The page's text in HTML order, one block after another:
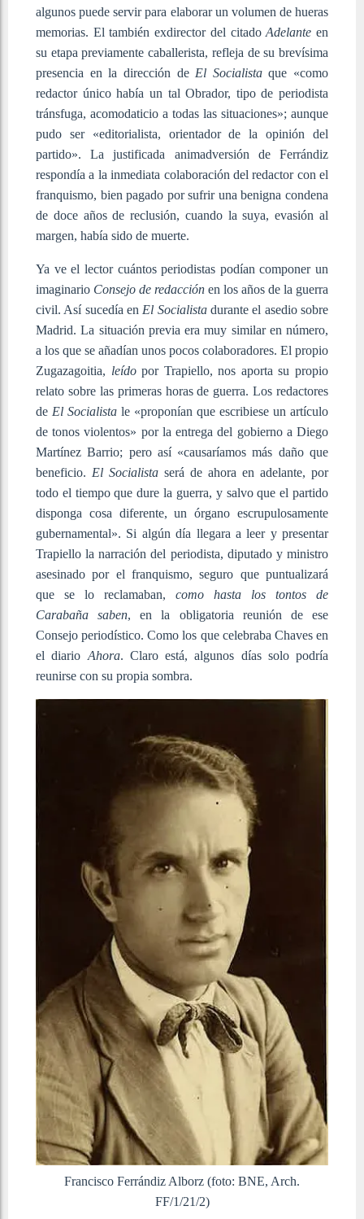
algunos puede servir para elaborar un volumen de hueras
memorias. El también exdirector del citadoAdelante en
su etapa previamente caballerista, refleja de su brevísima
presencia en la dirección de El Socialistaque «como
redactor único había un tal Obrador, tipo de periodista
tránsfuga, acomodaticio a todas las situaciones»; aunque
pudo ser «editorialista, orientador de la opinión del
partido». La justificada animadversión de Ferrándiz
respondía a la inmediata colaboración del redactor con el
franquismo, bien pagado por sufrir una benigna condena
de doce años de reclusión, cuando la suya, evasión al
margen, había sido de muerte.
Ya ve el lector cuántos periodistas podían componer un
imaginario Consejo de redacción en los años de la guerra
civil. Así sucedía en El Socialistadurante el asedio sobre
Madrid. La situación previa era muy similar en número,
a los que se añadían unos pocos colaboradores. El propio
Zugazagoitia, leídopor Trapiello, nos aporta su propio
relato sobre las primeras horas de guerra. Los redactores
de El Socialista le «proponían que escribiese un artículo
de tonos violentos» por la entrega del gobierno a Diego
Martínez Barrio; pero así «causaríamos más daño que
beneficio. El Socialista será de ahora en adelante, por
todo el tiempo que dure la guerra, y salvo que el partido
disponga cosa diferente, un órgano escrupulosamente
gubernamental». Si algún día llegara a leer y presentar
Trapiello la narración del periodista, diputado y ministro
asesinado por el franquismo, seguro que puntualizará
que se lo reclamaban, como hasta los tontos de
Carabaña saben, en la obligatoria reunión de ese
Consejo periodístico. Como los que celebraba Chaves en
el diario Ahora. Claro está, algunos días solo podría
reunirse con su propia sombra.
Francisco Ferrándiz Alborz (foto: BNE, Arch.
FF/1/21/2)